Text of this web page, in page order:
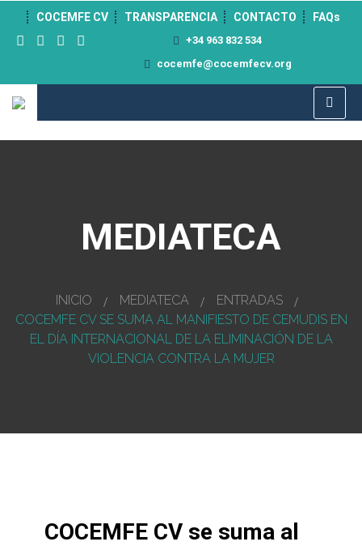
COCEMFE CV TRANSPARENCIA CONTACTO FAQs
+34 963 832 534
cocemfe@cocemfecv.org
MEDIATECA
INICIO MEDIATECA
ENTRADAS
COCEMFE CV SE SUMA AL MANIFIESTO DE CEMUDIS EN
EL DÍA INTERNACIONAL DE LA ELIMINACIÓN DE LA
VIOLENCIA CONTRA LA MUJER
COCEMFE CV se suma al